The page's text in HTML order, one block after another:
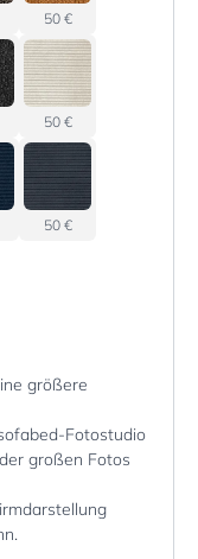
50 €
50 €
50 €
größere
Fotostudio
großen Fotos